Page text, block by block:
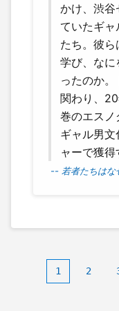
かけ、渋谷
ていたギ
たち。彼
学び、なに
ったのか
関わり、
巻のエス
ギャル男
ャーで獲
-- 若者たちはな
1 2